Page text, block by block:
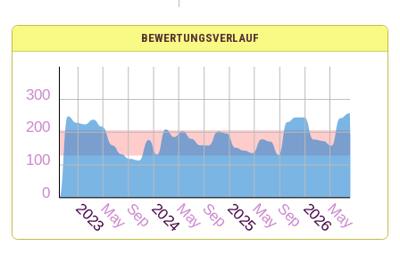
BEWERTUNGSVERLAUF